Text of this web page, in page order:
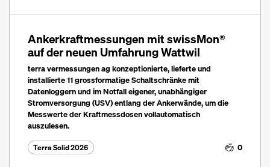
Ankerkraftmessungen mit swissMon®
auf der neuen Umfahrung Wattwil
terra vermessungen ag konzeptionierte, lieferte und
installierte 11 grossformatige Schaltschränke mit
Datenloggern und im Notfall eigener, unabhängiger
Stromversorgung (USV) entlang der Ankerwände, um die
Messwerte der Kraftmessdosen vollautomatisch
auszulesen.
Terra Solid 2026 0